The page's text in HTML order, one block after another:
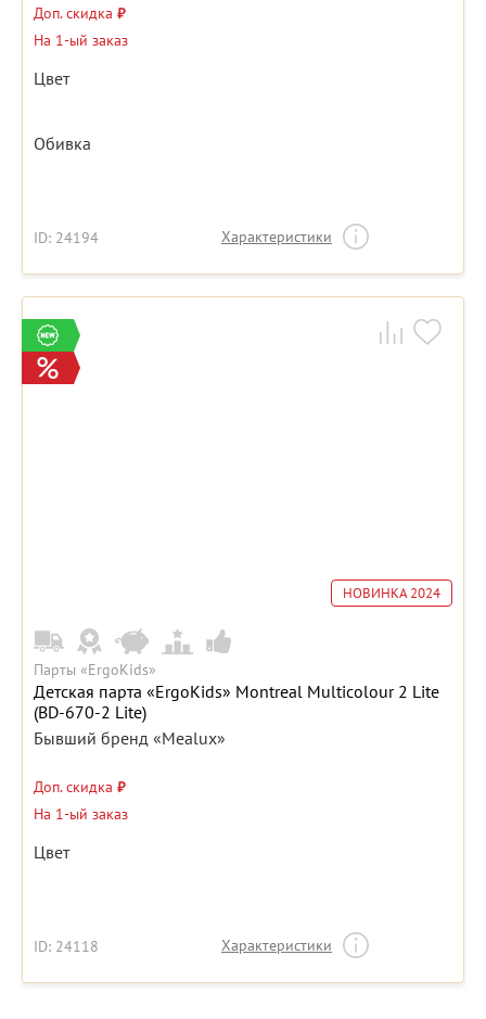
Доп. скидка ₽
На 1-ый заказ
Цвет
Обивка
ID: 24194 Характеристики
НОВИНКА 2024
Парты «ErgoKids»
Детская парта «ErgoKids» Montreal Multicolour 2 Lite
(BD-670-2 Lite)
Бывший бренд «Mealux»
Доп. скидка ₽
На 1-ый заказ
Цвет
ID: 24118 Характеристики